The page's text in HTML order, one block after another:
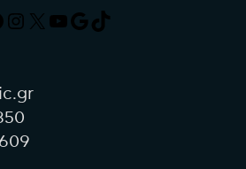
Instagram
X YouTube
Google
TikTok